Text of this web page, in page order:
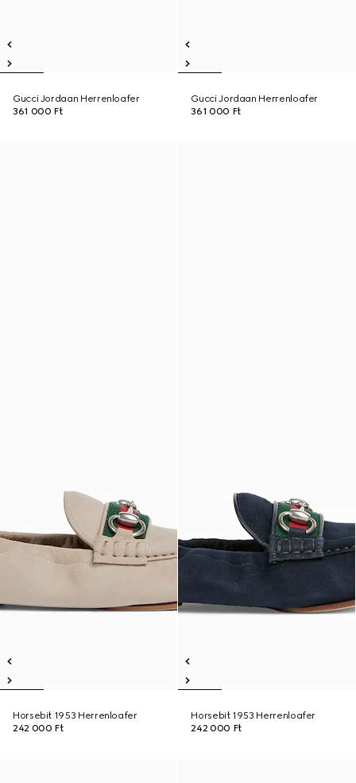
Gucci Jordaan Herrenloafer
361 000 Ft
Gucci Jordaan Herrenloafer
361 000 Ft
Horsebit 1953 Herrenloafer
242 000 Ft
Horsebit 1953 Herrenloafer
242 000 Ft